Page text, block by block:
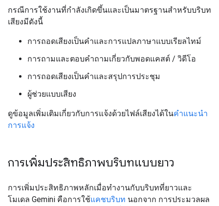
กรณีการใช้งานที่กำลังเกิดขึ้นและเป็นมาตรฐานสำหรับบริบท
เสียงมีดังนี้
การถอดเสียงเป็นคำและการแปลภาษาแบบเรียลไทม์
การถามและตอบคำถามเกี่ยวกับพอดแคสต์ / วิดีโอ
การถอดเสียงเป็นคำและสรุปการประชุม
ผู้ช่วยแบบเสียง
ดูข้อมูลเพิ่มเติมเกี่ยวกับการแจ้งด้วยไฟล์เสียงได้ในคำแนะนำ
การแจ้ง
การเพิ่มประสิทธิภาพบริบทแบบยาว
การเพิ่มประสิทธิภาพหลักเมื่อทำงานกับบริบทที่ยาวและ
โมเดล Gemini คือการใช้แคชบริบท นอกจาก การประมวลผล